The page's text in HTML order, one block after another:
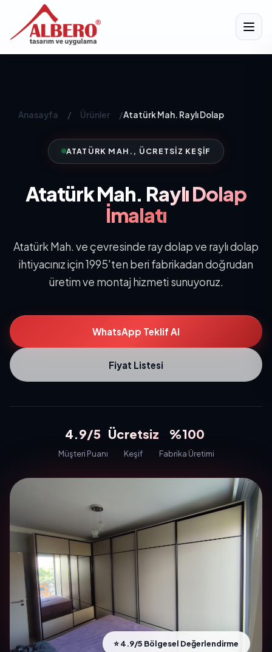
Anasayfa / Ürünler /Atatürk Mah. Raylı Dolap
ATATÜRK MAH., ÜCRETSIZ KEŞIF
Atatürk Mah. Raylı Dolap
İmalatı
Atatürk Mah. ve çevresinde ray dolap ve raylı dolap
ihtiyacınız için 1995'ten beri fabrikadan doğrudan
üretim ve montaj hizmeti sunuyoruz.
WhatsApp Teklif Al
Fiyat Listesi
4.9/5
Müşteri Puanı
Ücretsiz
Keşif
%100
Fabrika Üretimi
⭐ 4.9/5 Bölgesel Değerlendirme